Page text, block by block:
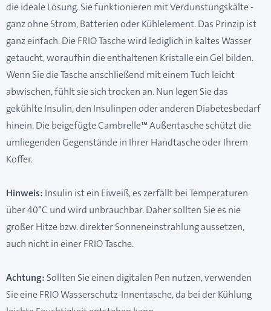
die ideale Lösung. Sie funktionieren mit Verdunstungskälte -
ganz ohne Strom, Batterien oder Kühlelement. Das Prinzip ist
ganz einfach. Die FRIO Tasche wird lediglich in kaltes Wasser
getaucht, woraufhin die enthaltenen Kristalle ein Gel bilden.
Wenn Sie die Tasche anschließend mit einem Tuch leicht
abwischen, fühlt sie sich trocken an. Nun legen Sie das
gekühlte Insulin, den Insulinpen oder anderen Diabetesbedarf
hinein. Die beigefügte Cambrelle™ Außentasche schützt die
umliegenden Gegenstände in Ihrer Handtasche oder Ihrem
Koffer.
Hinweis: Insulin ist ein Eiweiß, es zerfällt bei Temperaturen
über 40°C und wird unbrauchbar. Daher sollten Sie es nie
großer Hitze bzw. direkter Sonneneinstrahlung aussetzen,
auch nicht in einer FRIO Tasche.
Achtung: Sollten Sie einen digitalen Pen nutzen, verwenden
Sie eine FRIO Wasserschutz-Innentasche, da bei der Kühlung